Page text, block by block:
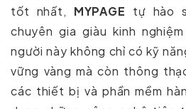
tốt nhất, MYPAGE tự hào
chuyên gia giàu kinh
người này không chỉ có kỹ
vững vàng mà còn thông
các thiết bị và phần mềm